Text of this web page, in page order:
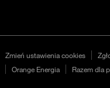
Zmień ustawienia cookies
Orange Energia Razem dla